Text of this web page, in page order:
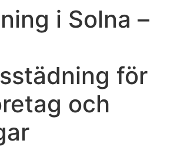
i Solna –
för
och